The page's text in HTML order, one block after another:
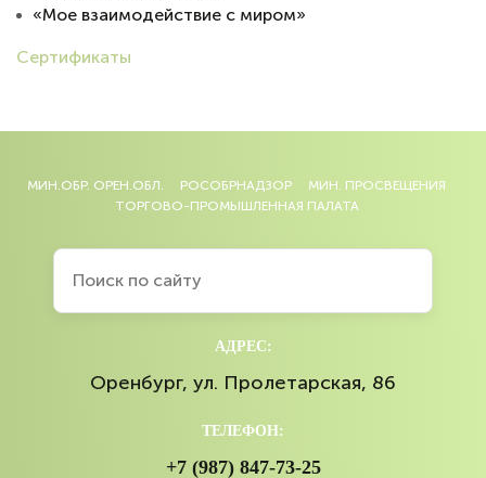
«Мое взаимодействие с миром»
Сертификаты
МИН.ОБР. ОРЕН.ОБЛ. РОСОБРНАДЗОР
МИН. ПРОСВЕЩЕНИЯ
ТОРГОВО-ПРОМЫШЛЕННАЯ ПАЛАТА
АДРЕС:
Оренбург, ул. Пролетарская, 86
ТЕЛЕФОН:
+7 (987) 847-73-25